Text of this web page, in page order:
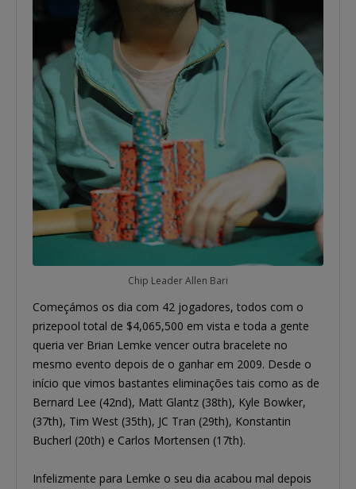
Chip Leader Allen Bari
Começámos os dia com 42 jogadores, todos com o
prizepool total de $4,065,500 em vista e toda a gente
queria ver Brian Lemke vencer outra bracelete no
mesmo evento depois de o ganhar em 2009. Desde o
início que vimos bastantes eliminações tais como as de
Bernard Lee (42nd), Matt Glantz (38th), Kyle Bowker,
(37th), Tim West (35th), JC Tran (29th), Konstantin
Bucherl (20th) e Carlos Mortensen (17th).
Infelizmente para Lemke o seu dia acabou mal depois